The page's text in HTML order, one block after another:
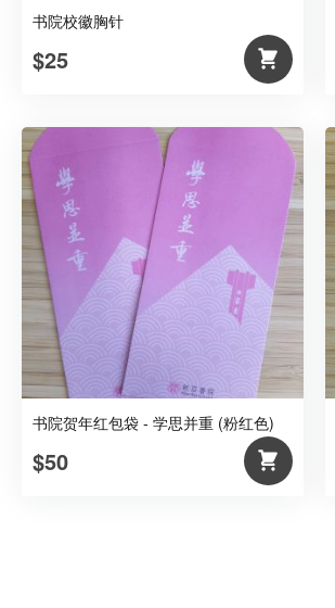
书院校徽胸针
$25
书院贺年红包袋 - 学思并重 (粉红色)
$50